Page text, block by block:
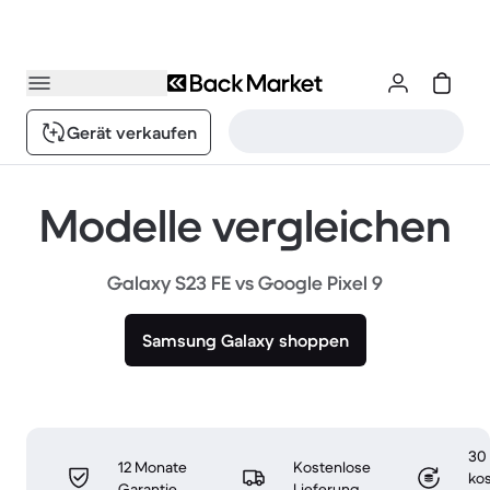
Gerät verkaufen
Modelle vergleichen
Galaxy S23 FE vs Google Pixel 9
Samsung Galaxy shoppen
12 Monate
Kostenlose
30